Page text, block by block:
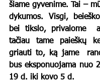
šiame gyvenime. Tai –
dykumos. Visgi,
bei tikslo, privalome
tačiau tame paieškų
griauti to, ką jame
bus eksponuojama nuo
19 d. iki kovo 5 d.